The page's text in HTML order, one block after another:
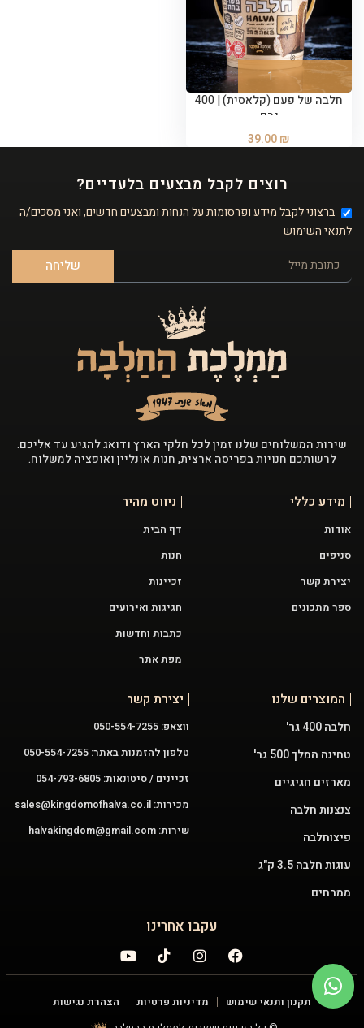
חלבה של פעם (קלאסית) | 400
גרם
39.00₪
רוצים לקבל מבצעים בלעדיים?
ברצוני לקבל מידע ופרסומות על הנחות ומבצעים חדשים, ואני מסכים/ה
לתנאי השימוש
שליחה
שירות המשלוחים שלנו זמין לכל חלקי הארץ ודואג להגיע עד אליכם.
לרשותכם חנויות בפריסה ארצית, חנות אונליין ואופציה למשלוח.
מידע כללי
אודות
סניפים
יצירת קשר
ספר מתכונים
ניווט מהיר
דף הבית
חנות
זכיינות
חגיגות ואירועים
כתבות וחדשות
מפת אתר
המוצרים שלנו
חלבה 400 גר'
טחינה המלך 500 גר'
מארזים חגיגיים
צנצנות חלבה
פיצוחלבה
עוגות חלבה 3.5 ק"ג
ממרחים
יצירת קשר
ווצאפ: 050-554-7255
טלפון להזמנות באתר: 050-554-7255
זכיינים / סיטונאות: 054-793-6805
מכירות: sales@kingdomofhalva.co.il
שירות: halvakingdom@gmail.com
עקבו אחרינו
תקנון ותנאי שימוש מדיניות פרטיות
הצהרת נגישות